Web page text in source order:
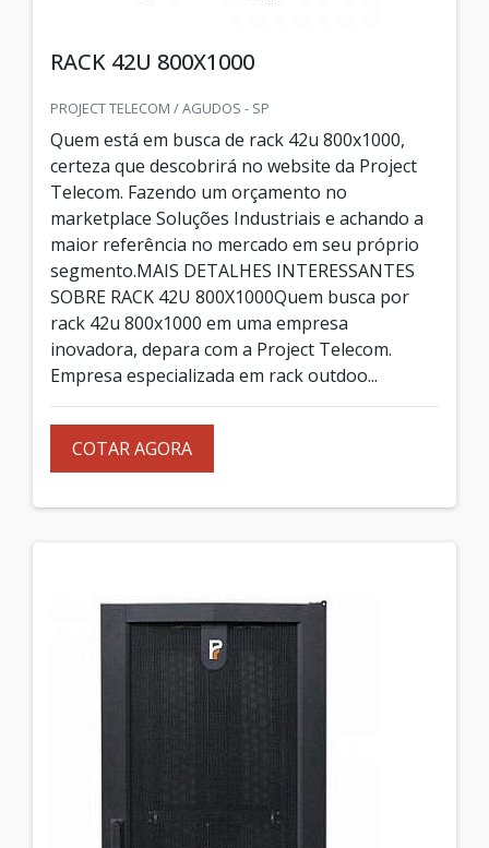
RACK 42U 800X1000
PROJECT TELECOM / AGUDOS - SP
Quem está em busca de rack 42u 800x1000,
certeza que descobrirá no website da Project
Telecom. Fazendo um orçamento no
marketplace Soluções Industriais e achando a
maior referência no mercado em seu próprio
segmento.MAIS DETALHES INTERESSANTES
SOBRE RACK 42U 800X1000Quem busca por
rack 42u 800x1000 em uma empresa
inovadora, depara com a Project Telecom.
Empresa especializada em rack outdoo...
COTAR AGORA